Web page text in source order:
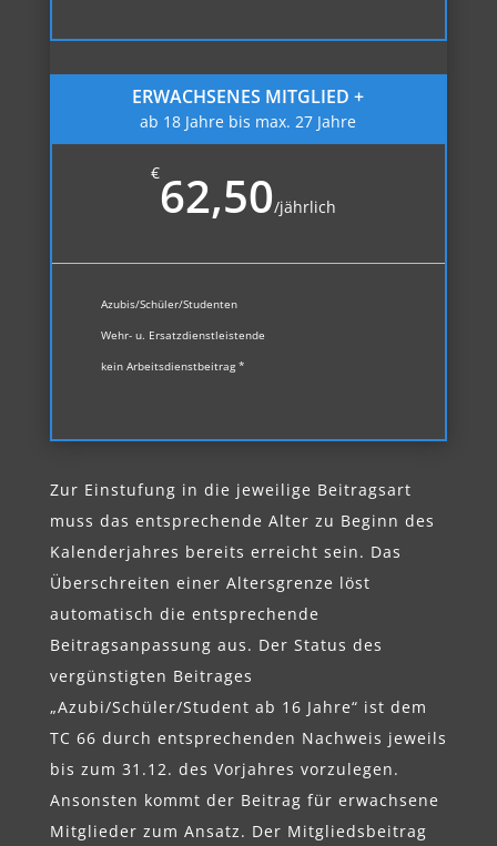
ERWACHSENES MITGLIED +
ab 18 Jahre bis max. 27 Jahre
€62,50/jährlich
Azubis/Schüler/Studenten
Wehr- u. Ersatzdienstleistende
kein Arbeitsdienstbeitrag *
Zur Einstufung in die jeweilige Beitragsart
muss das entsprechende Alter zu Beginn des
Kalenderjahres bereits erreicht sein. Das
Überschreiten einer Altersgrenze löst
automatisch die entsprechende
Beitragsanpassung aus. Der Status des
vergünstigten Beitrages
„Azubi/Schüler/Student ab 16 Jahre“ ist dem
TC 66 durch entsprechenden Nachweis jeweils
bis zum 31.12. des Vorjahres vorzulegen.
Ansonsten kommt der Beitrag für erwachsene
Mitglieder zum Ansatz. Der Mitgliedsbeitrag